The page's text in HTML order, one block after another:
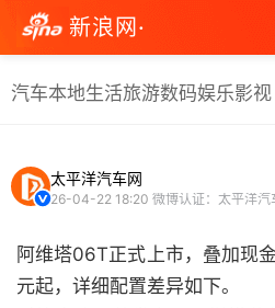
新浪网·
汽车本地生活旅游数码娱乐影视
太平洋汽车网
26-04-22 18:20 微博认证：太平洋
阿维塔06T正式上市，叠加现
元起，详细配置差异如下。